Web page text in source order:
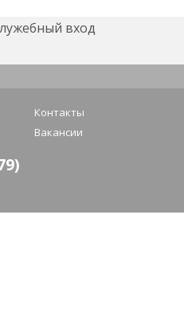
вход
Контакты
Вакансии